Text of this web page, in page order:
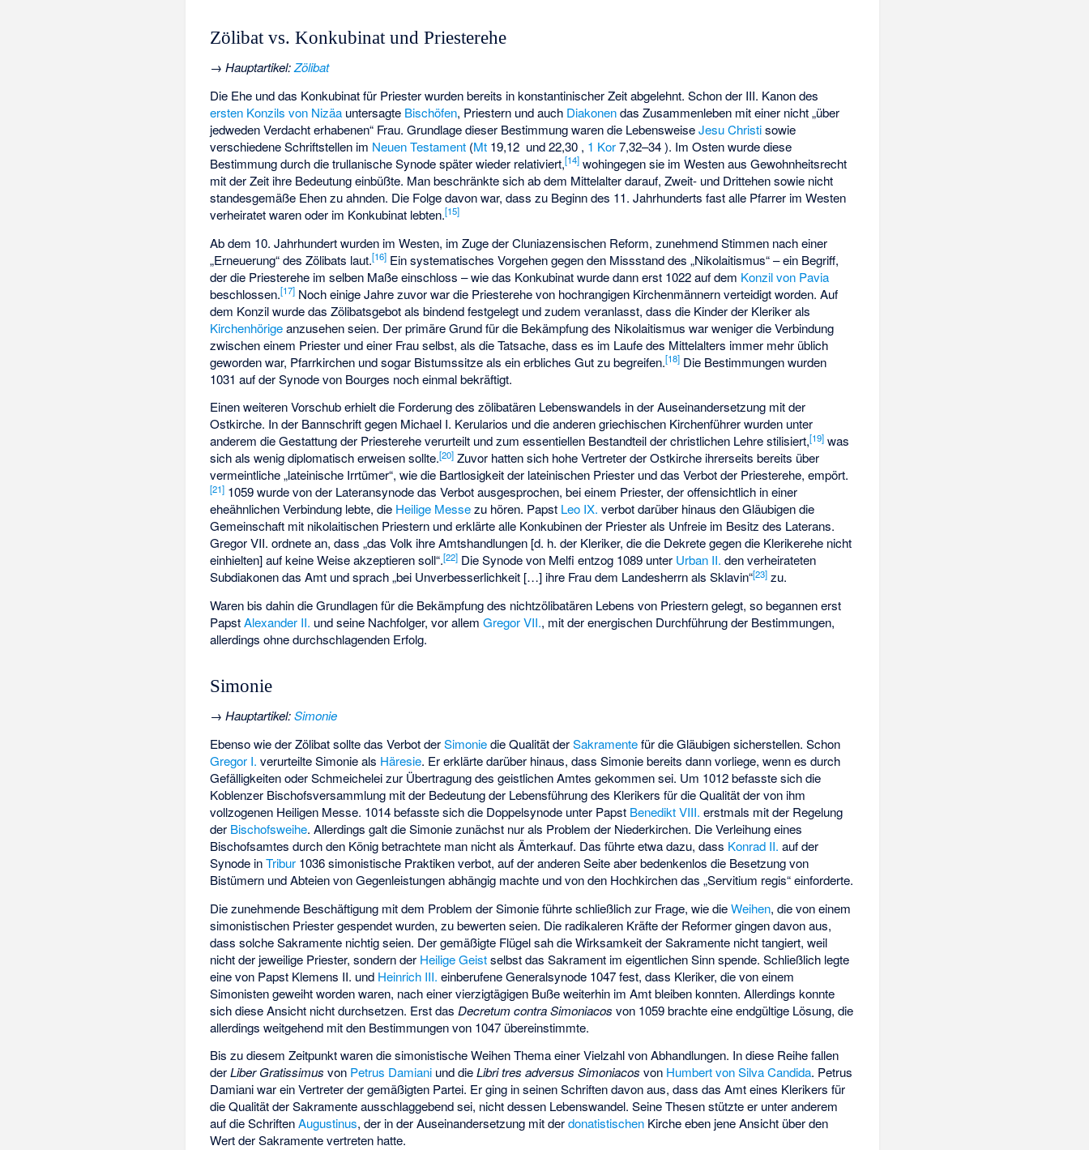
Zölibat vs. Konkubinat und Priesterehe
→Hauptartikel:Zölibat
Die Ehe und das Konkubinat für Priester wurden bereits in konstantinischer Zeit abgelehnt. Schon der III. Kanon des
ersten Konzils von Nizäa untersagte Bischöfen, Priestern und auch Diakonendas Zusammenleben mit einer nicht „über
jedweden Verdacht erhabenen“ Frau. Grundlage dieser Bestimmung waren die LebensweiseJesu Christisowie
verschiedene Schriftstellen im Neuen Testament (Mt 19,12 und 22,30 , 1 Kor7,32–34 ). Im Osten wurde diese
Bestimmung durch die trullanische Synode später wieder relativiert,[14] wohingegen sie im Westen aus Gewohnheitsrecht
mit der Zeit ihre Bedeutung einbüßte. Man beschränkte sich ab dem Mittelalter darauf, Zweit- und Drittehen sowie nicht
standesgemäße Ehen zu ahnden. Die Folge davon war, dass zu Beginn des 11. Jahrhunderts fast alle Pfarrer im Westen
verheiratet waren oder im Konkubinat lebten.[15]
Ab dem 10. Jahrhundert wurden im Westen, im Zuge der Cluniazensischen Reform, zunehmend Stimmen nach einer
„Erneuerung“ des Zölibats laut.[16] Ein systematisches Vorgehen gegen den Missstand des „Nikolaitismus“ – ein Begriff,
der die Priesterehe im selben Maße einschloss – wie das Konkubinat wurde dann erst 1022 auf dem Konzil von Pavia
beschlossen.[17] Noch einige Jahre zuvor war die Priesterehe von hochrangigen Kirchenmännern verteidigt worden. Auf
dem Konzil wurde das Zölibatsgebot als bindend festgelegt und zudem veranlasst, dass die Kinder der Kleriker als
Kirchenhörigeanzusehen seien. Der primäre Grund für die Bekämpfung des Nikolaitismus war weniger die Verbindung
zwischen einem Priester und einer Frau selbst, als die Tatsache, dass es im Laufe des Mittelalters immer mehr üblich
geworden war, Pfarrkirchen und sogar Bistumssitze als ein erbliches Gut zu begreifen.[18] Die Bestimmungen wurden
1031 auf der Synode von Bourges noch einmal bekräftigt.
Einen weiteren Vorschub erhielt die Forderung des zölibatären Lebenswandels in der Auseinandersetzung mit der
Ostkirche. In der Bannschrift gegen Michael I. Kerularios und die anderen griechischen Kirchenführer wurden unter
anderem die Gestattung der Priesterehe verurteilt und zum essentiellen Bestandteil der christlichen Lehre stilisiert,[19] was
sich als wenig diplomatisch erweisen sollte.[20] Zuvor hatten sich hohe Vertreter der Ostkirche ihrerseits bereits über
vermeintliche „lateinische Irrtümer“, wie die Bartlosigkeit der lateinischen Priester und das Verbot der Priesterehe, empört.
[21] 1059 wurde von der Lateransynode das Verbot ausgesprochen, bei einem Priester, der offensichtlich in einer
eheähnlichen Verbindung lebte, die Heilige Messezu hören. Papst Leo IX. verbot darüber hinaus den Gläubigen die
Gemeinschaft mit nikolaitischen Priestern und erklärte alle Konkubinen der Priester als Unfreie im Besitz des Laterans.
Gregor VII. ordnete an, dass „das Volk ihre Amtshandlungen [d. h. der Kleriker, die die Dekrete gegen die Klerikerehe nicht
einhielten] auf keine Weise akzeptieren soll“.[22] Die Synode von Melfi entzog 1089 unter Urban II. den verheirateten
Subdiakonen das Amt und sprach „bei Unverbesserlichkeit […] ihre Frau dem Landesherrn als Sklavin“[23] zu.
Waren bis dahin die Grundlagen für die Bekämpfung des nichtzölibatären Lebens von Priestern gelegt, so begannen erst
PapstAlexander II. und seine Nachfolger, vor allemGregor VII., mit der energischen Durchführung der Bestimmungen,
allerdings ohne durchschlagenden Erfolg.
Simonie
→Hauptartikel:Simonie
Ebenso wie der Zölibat sollte das Verbot derSimoniedie Qualität derSakramentefür die Gläubigen sicherstellen. Schon
Gregor I. verurteilte Simonie als Häresie. Er erklärte darüber hinaus, dass Simonie bereits dann vorliege, wenn es durch
Gefälligkeiten oder Schmeichelei zur Übertragung des geistlichen Amtes gekommen sei. Um 1012 befasste sich die
Koblenzer Bischofsversammlung mit der Bedeutung der Lebensführung des Klerikers für die Qualität der von ihm
vollzogenen Heiligen Messe. 1014 befasste sich die Doppelsynode unter Papst Benedikt VIII. erstmals mit der Regelung
der Bischofsweihe. Allerdings galt die Simonie zunächst nur als Problem der Niederkirchen. Die Verleihung eines
Bischofsamtes durch den König betrachtete man nicht als Ämterkauf. Das führte etwa dazu, dass Konrad II. auf der
Synode inTribur 1036 simonistische Praktiken verbot, auf der anderen Seite aber bedenkenlos die Besetzung von
Bistümern und Abteien von Gegenleistungen abhängig machte und von den Hochkirchen das „Servitium regis“ einforderte.
Die zunehmende Beschäftigung mit dem Problem der Simonie führte schließlich zur Frage, wie dieWeihen, die von einem
simonistischen Priester gespendet wurden, zu bewerten seien. Die radikaleren Kräfte der Reformer gingen davon aus,
dass solche Sakramente nichtig seien. Der gemäßigte Flügel sah die Wirksamkeit der Sakramente nicht tangiert, weil
nicht der jeweilige Priester, sondern der Heilige Geistselbst das Sakrament im eigentlichen Sinn spende. Schließlich legte
eine von Papst Klemens II. und Heinrich III. einberufene Generalsynode 1047 fest, dass Kleriker, die von einem
Simonisten geweiht worden waren, nach einer vierzigtägigen Buße weiterhin im Amt bleiben konnten. Allerdings konnte
sich diese Ansicht nicht durchsetzen. Erst dasDecretum contra Simoniacos von 1059 brachte eine endgültige Lösung, die
allerdings weitgehend mit den Bestimmungen von 1047 übereinstimmte.
Bis zu diesem Zeitpunkt waren die simonistische Weihen Thema einer Vielzahl von Abhandlungen. In diese Reihe fallen
derLiber Gratissimus von Petrus Damiani und dieLibri tres adversus Simoniacos von Humbert von Silva Candida. Petrus
Damiani war ein Vertreter der gemäßigten Partei. Er ging in seinen Schriften davon aus, dass das Amt eines Klerikers für
die Qualität der Sakramente ausschlaggebend sei, nicht dessen Lebenswandel. Seine Thesen stützte er unter anderem
auf die SchriftenAugustinus, der in der Auseinandersetzung mit derdonatistischen Kirche eben jene Ansicht über den
Wert der Sakramente vertreten hatte.